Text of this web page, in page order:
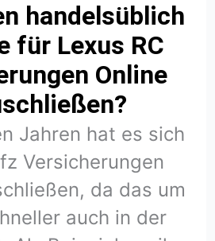
handelsüblich
für Lexus RC
Online
Jahren hat es sich
Versicherungen
da das um
auch in der